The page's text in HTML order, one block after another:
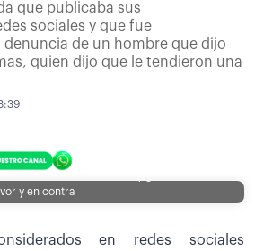
que publicaba sus
sociales y que fue
de un hombre que dijo
quien dijo que le tendieron una
y en contra
en redes sociales